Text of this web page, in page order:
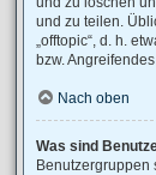
und zu teilen.
„offtopic“, d. h.
bzw.
Nach oben
Was sind